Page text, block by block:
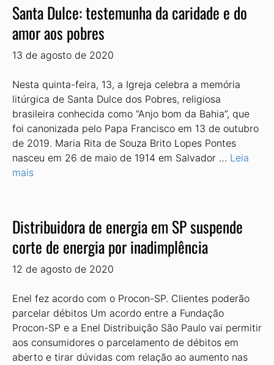
Santa Dulce: testemunha da caridade e do
amor aos pobres
13 de agosto de 2020
Nesta quinta-feira, 13, a Igreja celebra a memória
litúrgica de Santa Dulce dos Pobres, religiosa
brasileira conhecida como “Anjo bom da Bahia”, que
foi canonizada pelo Papa Francisco em 13 de outubro
de 2019. Maria Rita de Souza Brito Lopes Pontes
nasceu em 26 de maio de 1914 em Salvador … Leia
mais
Distribuidora de energia em SP suspende
corte de energia por inadimplência
12 de agosto de 2020
Enel fez acordo com o Procon-SP. Clientes poderão
parcelar débitos Um acordo entre a Fundação
Procon-SP e a Enel Distribuição São Paulo vai permitir
aos consumidores o parcelamento de débitos em
aberto e tirar dúvidas com relação ao aumento nas